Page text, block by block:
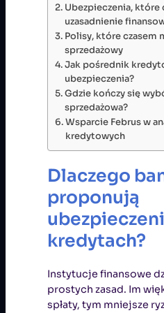
Ubezpieczenia, które
uzasadnienie
Polisy, które czasem
sprzedażowy
Jak pośrednik
ubezpieczenia?
Gdzie kończy się
sprzedażowa?
Wsparcie Februs w
kredytowych
Dlaczego
proponują
kredytach?
Instytucje finansowe
prostych zasad. Im
spłaty, tym mniejsze